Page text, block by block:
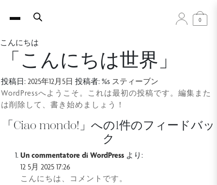
0
こんにちは
「こんにちは世界」
投稿日: 2025年12月5日 投稿者: %s スティーブン
WordPressへようこそ。これは最初の投稿です。編集また
は削除して、書き始めましょう！
「Ciao mondo! 」への1件のフィードバッ
ク
Un commentatore di WordPress より:
12 5月 2025 17:26
こんにちは、コメントです。